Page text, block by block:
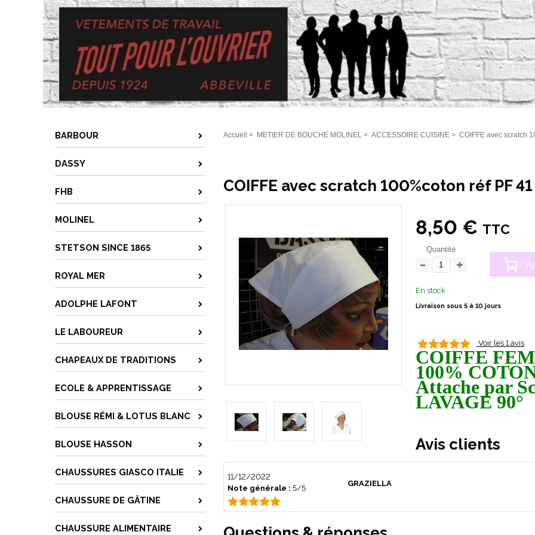
BARBOUR
DASSY
FHB
MOLINEL
STETSON SINCE 1865
ROYAL MER
ADOLPHE LAFONT
LE LABOUREUR
CHAPEAUX DE TRADITIONS
ECOLE & APPRENTISSAGE
BLOUSE RÉMI & LOTUS BLANC
BLOUSE HASSON
CHAUSSURES GIASCO ITALIE
CHAUSSURE DE GÂTINE
CHAUSSURE ALIMENTAIRE
Accueil > METIER DE BOUCHE MOLINEL > ACCESSOIRE CUISINE > COIFFE avec scratch
COIFFE avec scratch 100%coton réf PF 41
8,50 € TTC
Quantité
En stock
Livraison sous 5 à 10 jours
Voir les 1 avis
COIFFE
100%
Attache par
LAVAGE 90°
Avis clients
11/12/2022
Note générale : 5/5
GRAZIELLA